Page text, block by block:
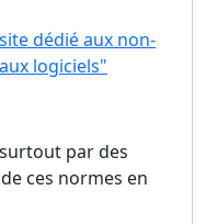
dédié aux non-
logiciels"
par des
ces normes en